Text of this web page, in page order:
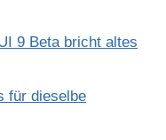
9 Beta bricht altes
für dieselbe